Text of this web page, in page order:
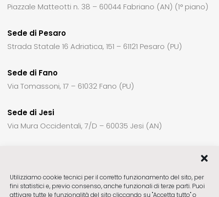
Utilizziamo cookie tecnici per il corretto funzionamento del sito, per
fini statistici e, previo consenso, anche funzionali di terze parti. Puoi
attivare tutte le funzionalità del sito cliccando su "Accetta tutto" o
Piazzale Matteotti n. 38 – 60044 Fabriano (AN) (1° piano)
Sede di Pesaro
Strada Statale 16 Adriatica, 151 – 61121 Pesaro (PU)
Sede di Fano
Via Tomassoni, 17 – 61032 Fano (PU)
Sede di Jesi
Via Mura Occidentali, 7/D – 60035 Jesi (AN)
Sede di Fabrianoctck23@gmail.com